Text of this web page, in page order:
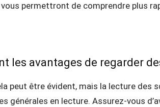
vous permettront de comprendre plus
les avantages de regarder
peut être évident, mais la lecture des
générales en lecture. Assurez-vous